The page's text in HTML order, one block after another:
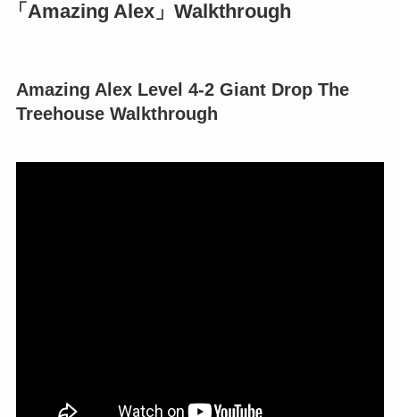
「Amazing Alex」Walkthrough
Amazing Alex Level 4-2 Giant Drop The
Treehouse Walkthrough